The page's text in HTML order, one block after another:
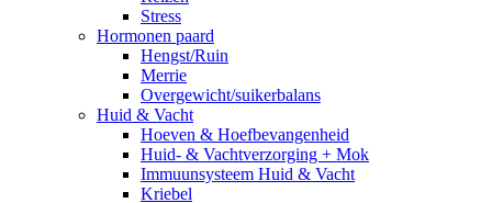
Stress
Hormonen paard
Hengst/Ruin
Merrie
Overgewicht/suikerbalans
Huid & Vacht
Hoeven & Hoefbevangenheid
Huid- & Vachtverzorging + Mok
Immuunsysteem Huid & Vacht
Kriebel